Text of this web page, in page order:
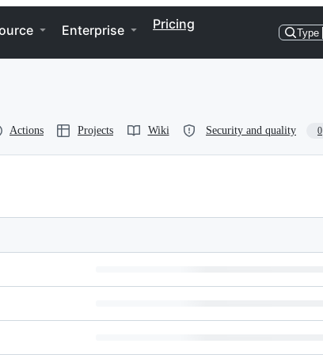
Enterprise Pricing
Type
Actions Projects Wiki Security and quality 0